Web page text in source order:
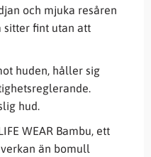
och mjuka resåren
sitter fint utan att
huden, håller sig
hud.
WEAR Bambu, ett
än bomull